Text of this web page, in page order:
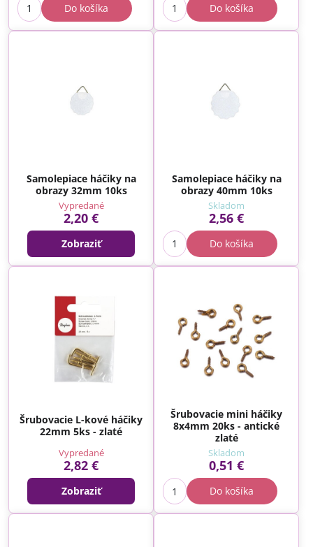
Do košíka Do košíka
Samolepiace háčiky na
obrazy 32mm 10ks
Vypredané
2,20 €
Zobraziť
Samolepiace háčiky na
obrazy 40mm 10ks
Skladom
2,56 €
Do košíka
Šrubovacie L-kové háčiky
22mm 5ks - zlaté
Vypredané
2,82 €
Zobraziť
Šrubovacie mini háčiky
8x4mm 20ks - antické
zlaté
Skladom
0,51 €
Do košíka